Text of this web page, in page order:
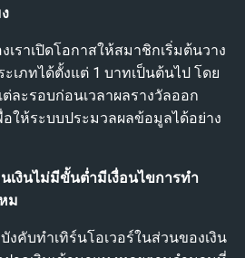
ราเปิดโอกาสให้สมาชิกเริ่มต้นวาง
เภทได้ตั้งแต่ 1 บาทเป็นต้นไป โดย
ละรอบก่อนเวลาผลรางวัลออก
ให้ระบบประมวลผลข้อมูลได้อย่าง
เงินไม่มีขั้นต่ำมีเงื่อนไขการทำ
ม
งคับทำเทิร์นโอเวอร์ในส่วนของเงิน